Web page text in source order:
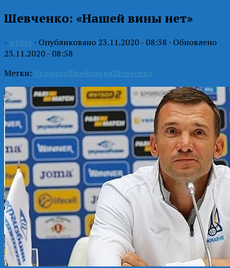
Шевченко: «Нашей вины нет»
- writer · Опубликовано 23.11.2020 - 08:38 · Обновлено
23.11.2020 - 08:58
Метки: УкраинаШвейцарияШевченко